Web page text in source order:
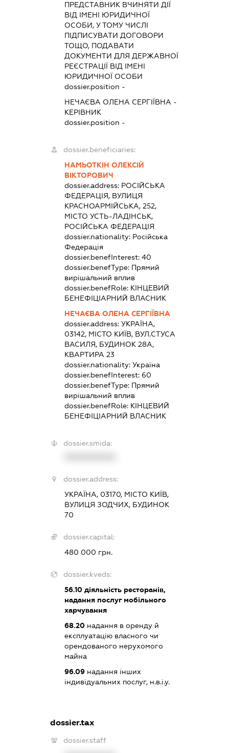
ПРЕДСТАВНИК ВЧИНЯТИ ДІЇ
ВІД ІМЕНІ ЮРИДИЧНОЇ
ОСОБИ, У ТОМУ ЧИСЛІ
ПІДПИСУВАТИ ДОГОВОРИ
ТОЩО, ПОДАВАТИ
ДОКУМЕНТИ ДЛЯ ДЕРЖАВНОЇ
РЕЄСТРАЦІЇ ВІД ІМЕНІ
ЮРИДИЧНОЇ ОСОБИ
dossier.position -
НЕЧАЄВА ОЛЕНА СЕРГІЇВНА -
КЕРІВНИК
dossier.position -
dossier.beneficiaries:
НАМЬОТКІН ОЛЕКСІЙ
ВІКТОРОВИЧ
dossier.address: РОСІЙСЬКА
ФЕДЕРАЦІЯ, ВУЛИЦЯ
КРАСНОАРМІЙСЬКА, 252,
МІСТО УСТЬ-ЛАДІНСЬК,
РОСІЙСЬКА ФЕДЕРАЦІЯ
dossier.nationality: Російська
Федерація
dossier.benefInterest:40
dossier.benefType: Прямий
вирішальний вплив
dossier.benefRole: КІНЦЕВИЙ
БЕНЕФІЦІАРНИЙ ВЛАСНИК
НЕЧАЄВА ОЛЕНА СЕРГІЇВНА
dossier.address:УКРАЇНА,
03142, МІСТО КИЇВ, ВУЛ.СТУСА
ВАСИЛЯ, БУДИНОК 28А,
КВАРТИРА 23
dossier.nationality:Україна
dossier.benefInterest: 60
dossier.benefType: Прямий
вирішальний вплив
dossier.benefRole: КІНЦЕВИЙ
БЕНЕФІЦІАРНИЙ ВЛАСНИК
dossier.smida:
dossier.address:
УКРАЇНА, 03170, МІСТО КИЇВ,
ВУЛИЦЯ ЗОДЧИХ, БУДИНОК
70
dossier.capital:
480 000 грн.
dossier.kveds:
56.10 діяльність ресторанів,
надання послуг мобільного
харчування
68.20 надання в оренду й
експлуатацію власного чи
орендованого нерухомого
майна
96.09 надання інших
індивідуальних послуг, н.в.і.у.
dossier.tax
dossier.staff